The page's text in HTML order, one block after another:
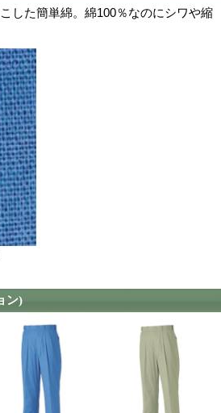
ますが、更新のタイ
在庫と異なる場合が
ご了承ください。
takc7710 サイズ表：（